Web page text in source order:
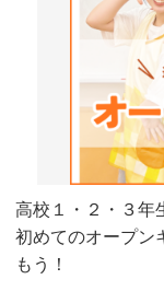
高校１・２・３年
初めてのオープン
もう！